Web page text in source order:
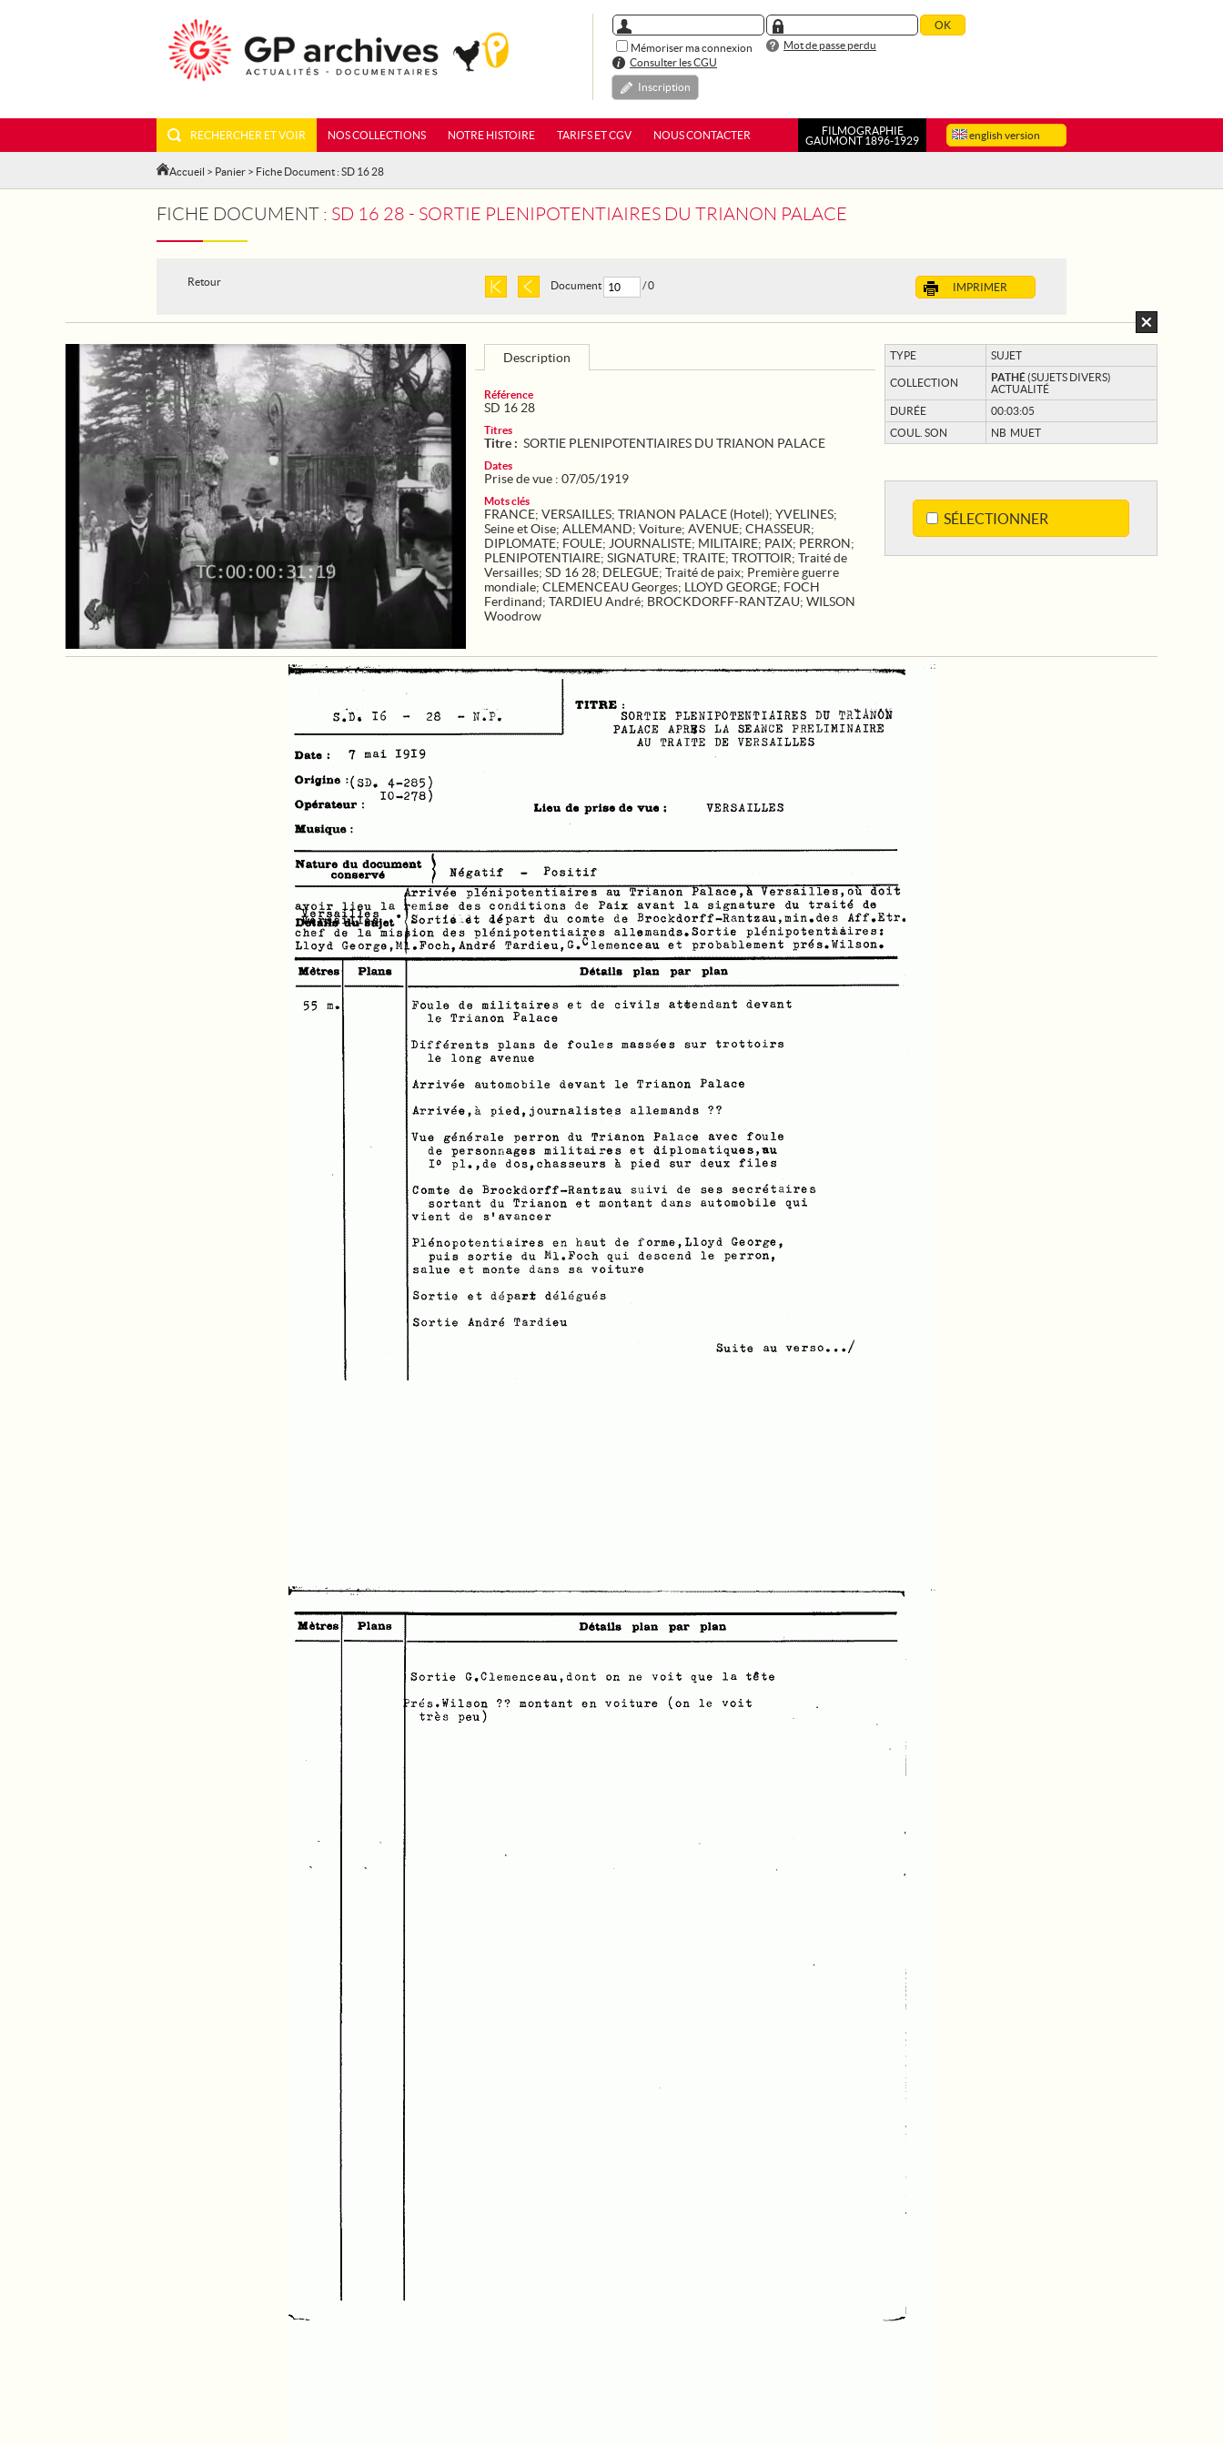
Mémoriser ma connexion
Mot de passe perdu
Consulter les CGU
Inscription
english version
RECHERCHER ET VOIR NOS COLLECTIONS NOTRE HISTOIRE TARIFS ET CGV NOUS CONTACTER
FILMOGRAPHIE
GAUMONT 1896-1929
Accueil > Panier > Fiche Document : SD 16 28
FICHE DOCUMENT : SD 16 28 - SORTIE PLENIPOTENTIAIRES DU TRIANON PALACE
Retour IMPRIMER
Document / 0
TYPE SUJET
COLLECTION PATHÉ(SUJETS DIVERS)
ACTUALITÉ
DURÉE
00:03:05
COUL. SON
NB MUET
SÉLECTIONNER
Description
Référence
SD 16 28
Titres
Titre : SORTIE PLENIPOTENTIAIRES DU TRIANON PALACE
Dates
Prise de vue : 07/05/1919
Mots clés
FRANCE; VERSAILLES; TRIANON PALACE (Hotel); YVELINES;
Seine et Oise; ALLEMAND; Voiture; AVENUE; CHASSEUR;
DIPLOMATE; FOULE; JOURNALISTE; MILITAIRE; PAIX; PERRON;
PLENIPOTENTIAIRE; SIGNATURE; TRAITE; TROTTOIR; Traité de
Versailles; SD 16 28; DELEGUE; Traité de paix; Première guerre
mondiale; CLEMENCEAU Georges; LLOYD GEORGE; FOCH
Ferdinand; TARDIEU André; BROCKDORFF-RANTZAU; WILSON
Woodrow